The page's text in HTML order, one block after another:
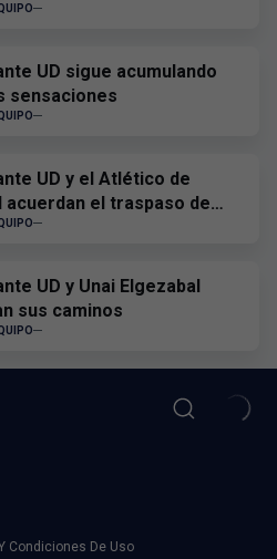
UD sigue acumulando
sensaciones
UD y el Atlético de
acuerdan el traspaso de
UD y Unai Elgezabal
sus caminos
Condiciones De Uso